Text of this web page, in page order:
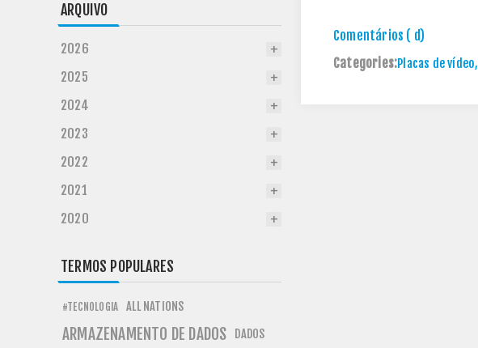
Comentários ( d)
Categories:Placas de vídeo,
ARQUIVO
2026
2025
2024
2023
2022
2021
2020
TERMOS POPULARES
#TECNOLOGIA ALL NATIONS
ARMAZENAMENTO DE DADOS DADOS